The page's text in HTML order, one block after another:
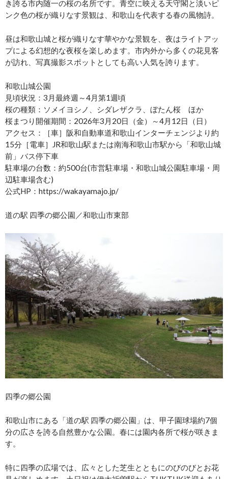
き誇る市内随一の桜の名所です。青空に映える天守閣と淡いピ
ンク色の桜が織りなす景観は、和歌山を代表する春の風物詩。
昼は和歌山城と桜が織りなす華やかな景観を、夜はライトアッ
プによる幻想的な夜桜を楽しめます。市内外から多くの花見客
が訪れ、写真撮影スポットとしても高い人気を誇ります。
和歌山城公園
見頃状況：3月最終週～4月第1週頃
桜の種類：ソメイヨシノ、シダレザクラ、ぼたん桜 ほか
桜まつり開催期間：2026年3月20日（金）～4月12日（日）
アクセス：［車］阪和自動車道和歌山インターチェンジより約
15分［電車］JR和歌山駅または南海和歌山市駅から「和歌山城
前」バス停下車
駐車場の台数：約500台(市営駐車場・和歌山城公園駐車場・周
辺駐車場含む)
公式HP：https://wakayamajo.jp/
道の駅 四季の郷公園／和歌山市東部
四季の郷公園
和歌山市にある「道の駅 四季の郷公園」は、甲子園球場約7個
分の広さを誇る自然豊かな公園。春には園内各所で桜が咲きま
す。
特に四季の広場では、広々とした芝生とともにのびのびとお花